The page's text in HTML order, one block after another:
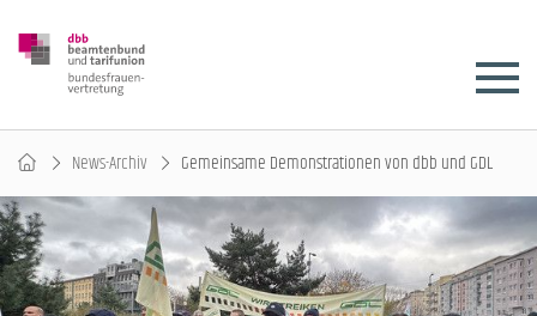
News-Archiv Gemeinsame Demonstrationen von dbb und GDL